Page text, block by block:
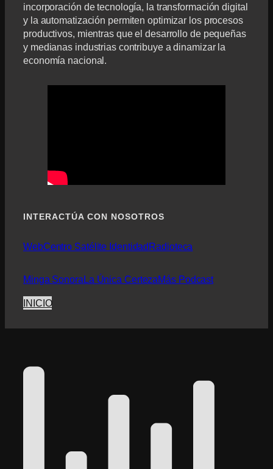
incorporación de tecnología, la transformación digital
y la automatización permiten optimizar los procesos
productivos, mientras que el desarrollo de pequeñas
y medianas industrias contribuye a dinamizar la
economía nacional.
INTERACTÚA CON NOSOTROS
WebCentro Satélite IdentidadRadioteca
Minga Sonora La Única CertezaMás Podcast
INICIO